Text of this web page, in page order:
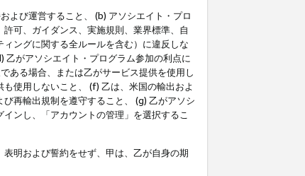
よび運営すること、 (b) アソシエイト・プロ
可、ガイダンス、実施規則、業界標準、自
ングに関する全ルールを含む）に違反しな
乙がアソシエイト・プログラム参加の利点に
ある場合、または乙がサービス提供を使用し
使用しないこと、 (f) 乙は、米国の輸出およ
再輸出規制を遵守すること、 (g) 乙がアソシ
ンし、「アカウントの管理」を選択するこ
明および誓約をせず、甲は、乙が自身の期